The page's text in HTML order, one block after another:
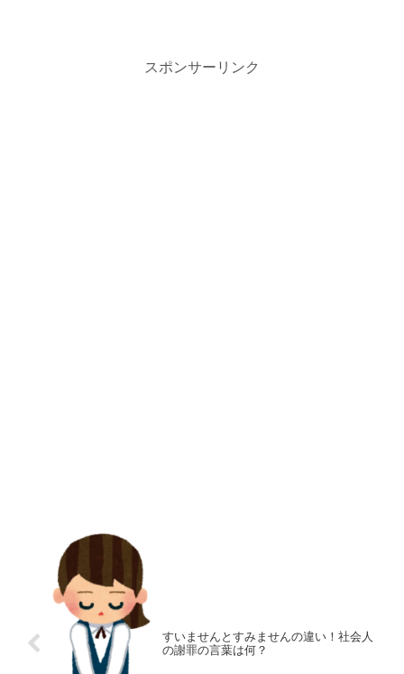
スポンサーリンク
すいませんとすみませんの違い！社会人
の謝罪の言葉は何？